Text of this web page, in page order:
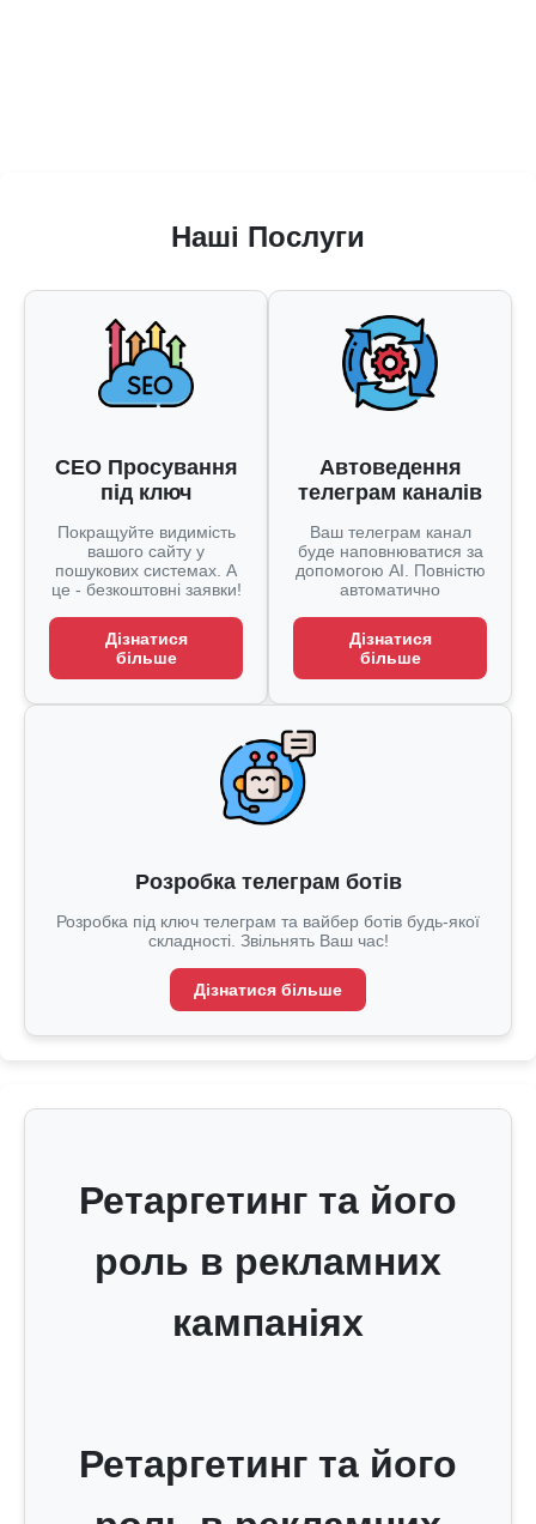
Наші Послуги
СЕО Просування
під ключ
Покращуйте видимість
вашого сайту у
пошукових системах. А
це - безкоштовні заявки!
Дізнатися
більше
Автоведення
телеграм каналів
Ваш телеграм канал
буде наповнюватися за
допомогою AI. Повністю
автоматично
Дізнатися
більше
Розробка телеграм ботів
Розробка під ключ телеграм та вайбер ботів будь-якої
складності. Звільнять Ваш час!
Дізнатися більше
Ретаргетинг та його
роль в рекламних
кампаніях
Ретаргетинг та його